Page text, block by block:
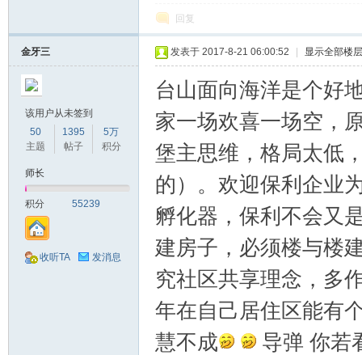
回复
金牙三
该用户从未签到
50
主题
1395
帖子
5万
积分
师长
积分 55239
收听TA 发消息
发表于 2017-8-21 06:00:52 显示全部楼层
台山面向海洋是个好
家一场欢喜一场空，
堡主思维，格局太低
的）。欢迎保利企业
孵化器，保利不会又
建房子，必须楼与楼
究社区共享理念，多
年在自己居住区能有
慧不成
导弹 你若